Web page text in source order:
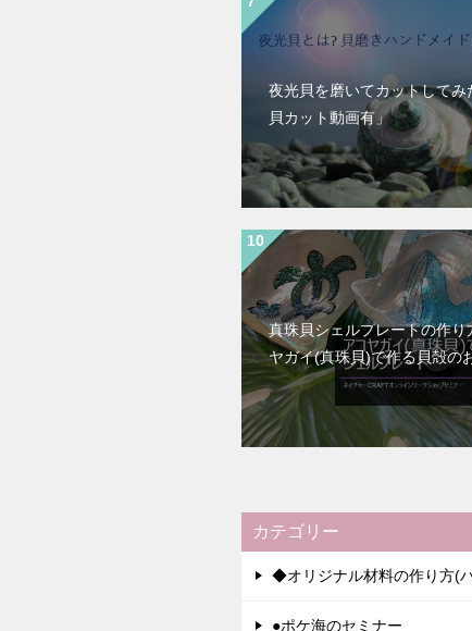
夜光貝を磨いてカットしてみ
貝カット動画有」
真珠貝シェルプレートの作り
ヤガイ(真珠貝)で作る貝殻の
カテゴリー
◆オリジナル材料の作り方(
●ポケ海のセミナー